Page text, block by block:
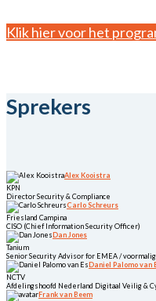
Klik hier voor het
Sprekers
Alex Kooistra
KPN
Director Security & Compliance
Carlo Schreurs
Friesland Campina
CISO (Chief Information Security Officer)
Dan Jones
Tanium
Senior Security Advisor for EMEA /
Daniel Palomo van
NCTV
Afdelingshoofd Nederland Digitaal Veilig &
Frank van Beem